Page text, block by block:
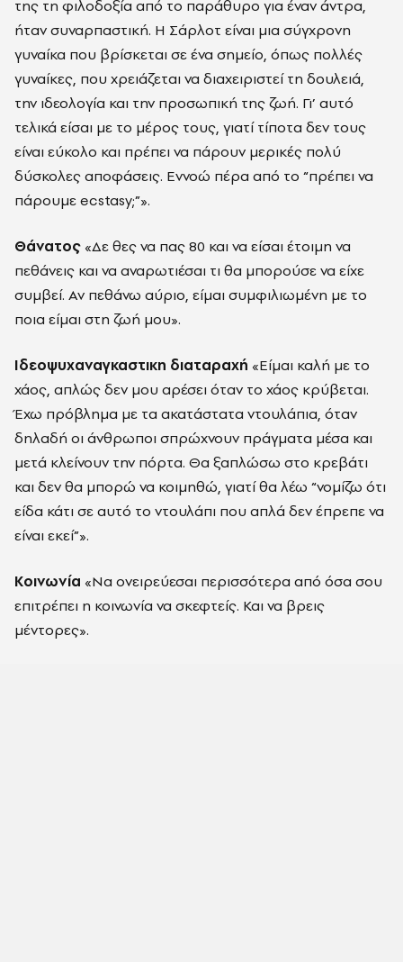
της τη φιλοδοξία από το παράθυρο για έναν άντρα,
ήταν συναρπαστική. Η Σάρλοτ είναι μια σύγχρονη
γυναίκα που βρίσκεται σε ένα σημείο, όπως πολλές
γυναίκες, που χρειάζεται να διαχειριστεί τη δουλειά,
την ιδεολογία και την προσωπική της ζωή. Γι’ αυτό
τελικά είσαι με το μέρος τους, γιατί τίποτα δεν τους
είναι εύκολο και πρέπει να πάρουν μερικές πολύ
δύσκολες αποφάσεις. Εννοώ πέρα από το “πρέπει να
πάρουμε ecstasy;”».
Θάνατος «Δε θες να πας 80 και να είσαι έτοιμη να
πεθάνεις και να αναρωτιέσαι τι θα μπορούσε να είχε
συμβεί. Αν πεθάνω αύριο, είμαι συμφιλιωμένη με το
ποια είμαι στη ζωή μου».
Ιδεοψυχαναγκαστικη διαταραχή «Είμαι καλή με το
χάος, απλώς δεν μου αρέσει όταν το χάος κρύβεται.
Έχω πρόβλημα με τα ακατάστατα ντουλάπια, όταν
δηλαδή οι άνθρωποι σπρώχνουν πράγματα μέσα και
μετά κλείνουν την πόρτα. Θα ξαπλώσω στο κρεβάτι
και δεν θα μπορώ να κοιμηθώ, γιατί θα λέω “νομίζω ότι
είδα κάτι σε αυτό το ντουλάπι που απλά δεν έπρεπε να
είναι εκεί”».
Κοινωνία «Να ονειρεύεσαι περισσότερα από όσα σου
επιτρέπει η κοινωνία να σκεφτείς. Και να βρεις
μέντορες».